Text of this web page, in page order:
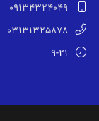
09134324049
03131325878
9-21